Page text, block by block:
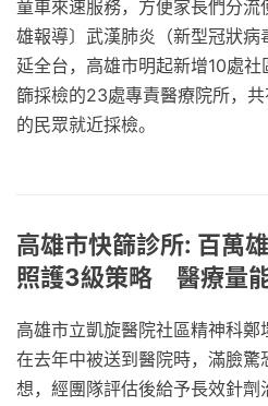
童車來速服務，方便家長們分
雄報導〕武漢肺炎（新型冠狀
延全台，高雄市明起新增10處
篩採檢的23處專責醫療院所，
的民眾就近採檢。
高雄市快篩診所: 百萬
照護3級策略 醫療量
高雄市立凱旋醫院社區精神科鄭
在去年中被送到醫院時，滿臉
想，經團隊評估後給予長效針劑